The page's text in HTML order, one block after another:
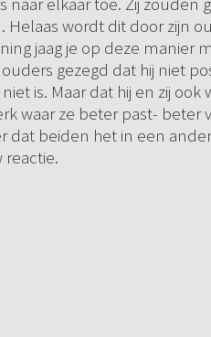
Helaas wordt dit door zijn
jaag je op deze manier
gezegd dat hij niet
is. Maar dat hij en zij
waar ze beter past- beter
dat beiden het in een
reactie.